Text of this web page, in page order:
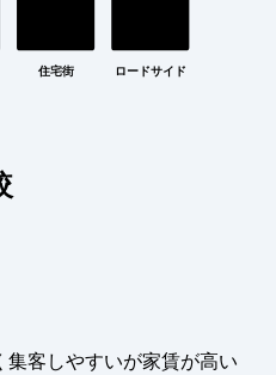
住宅街 ロードサイド
客しやすいが家賃が高い